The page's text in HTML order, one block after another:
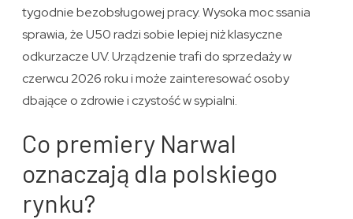
tygodnie bezobsługowej pracy. Wysoka moc ssania
sprawia, że U50 radzi sobie lepiej niż klasyczne
odkurzacze UV. Urządzenie trafi do sprzedaży w
czerwcu 2026 roku i może zainteresować osoby
dbające o zdrowie i czystość w sypialni.
Co premiery Narwal
oznaczają dla polskiego
rynku?